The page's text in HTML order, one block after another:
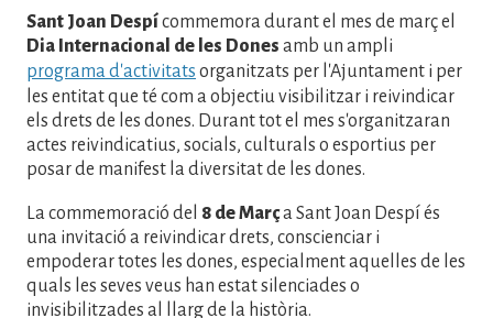
Sant Joan Despícommemora durant el mes de març el
Dia Internacional de les Dones amb un ampli
programa d'activitats organitzats per l'Ajuntament i per
les entitat que té com a objectiu visibilitzar i reivindicar
els drets de les dones. Durant tot el mes s'organitzaran
actes reivindicatius, socials, culturals o esportius per
posar de manifest la diversitat de les dones.
La commemoració del 8 de Marça Sant Joan Despí és
una invitació a reivindicar drets, conscienciar i
empoderar totes les dones, especialment aquelles de les
quals les seves veus han estat silenciades o
invisibilitzades al llarg de la història.